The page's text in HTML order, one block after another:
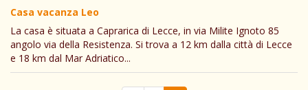
Casa vacanza Leo
La casa è situata a Caprarica di Lecce, in via Milite Ignoto 85
angolo via della Resistenza. Si trova a 12 km dalla città di Lecce
e 18 km dal Mar Adriatico...